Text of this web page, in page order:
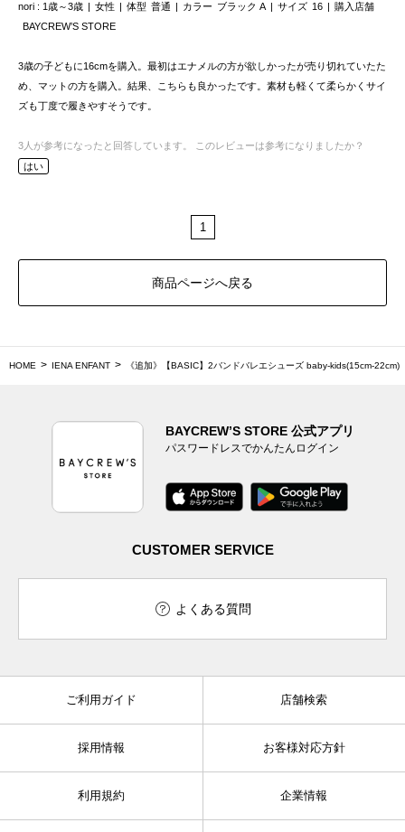
nori 1歳～3歳 女性 体型 普通 カラー ブラック A サイズ 16
購入店舗
BAYCREW’S STORE
3歳の子どもに16cmを購入。最初はエナメルの方が欲しかったが売り切れていたた
め、マットの方を購入。結果、こちらも良かったです。素材も軽くて柔らかくサイ
ズも丁度で履きやすそうです。
3 人が参考になったと回答しています。
このレビューは参考になりましたか？
はい
1
商品ページへ戻る
HOME IENA ENFANT 《追加》【BASIC】2バンドバレエシューズ baby-kids(15cm-22cm)
BAYCREW’S STORE 公式アプリ
パスワードレスでかんたんログイン
CUSTOMER SERVICE
よくある質問
ご利用ガイド 店舗検索
採用情報 お客様対応方針
利用規約 企業情報